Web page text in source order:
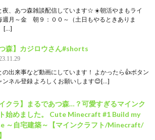
、あつ森雑談配信しています☆ ☀️朝活やまもライ
月～金 朝９：００～（土日もやるときありま
[…]
つ森】カジロウさん#shorts
の出来事など動画にしています！ よかったら👍ボタン
ンネル登録 よろしくお願いします😊[…]
イクラ】まるであつ森…？可愛すぎるマインク
始めました。 Cute Minecraft #1 Build my
～自宅建築～【マインクラフト/Minecraft/